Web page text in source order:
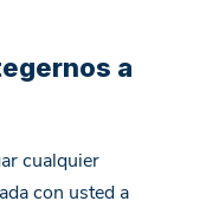
a
cualquier
con usted a